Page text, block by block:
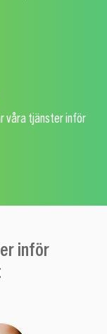
våra tjänster inför
inför